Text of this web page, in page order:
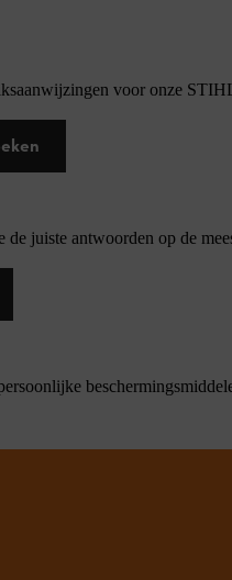
voor onze
juiste antwoorden op de